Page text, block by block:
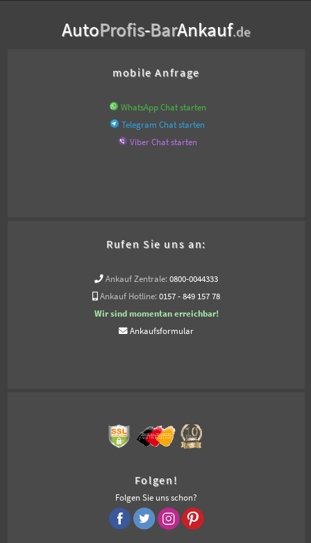
AutoProfis-BarAnkauf.de
mobile Anfrage
WhatsApp Chat starten
Telegram Chat starten
Viber Chat starten
Rufen Sie uns an:
Ankauf Zentrale: 0800-0044333
Ankauf Hotline: 0157 - 849 157 78
Wir sind momentan erreichbar!
Ankaufsformular
Folgen!
Folgen Sie uns schon?